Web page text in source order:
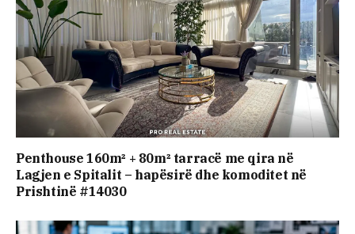
Penthouse 160m² + 80m² tarracë me qira në
Lagjen e Spitalit – hapësirë dhe komoditet në
Prishtinë #14030